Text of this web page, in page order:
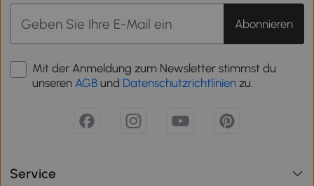
Abonnieren
Mit der Anmeldung zum Newsletter stimmst du
unseren AGB und Datenschutzrichtlinien zu.
Service